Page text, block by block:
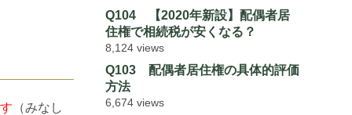
（みなし
Q104 【2020年新設】配偶者居
住権で相続税が安くなる？
8,124 views
Q103 配偶者居住権の具体的評価
方法
6,674 views